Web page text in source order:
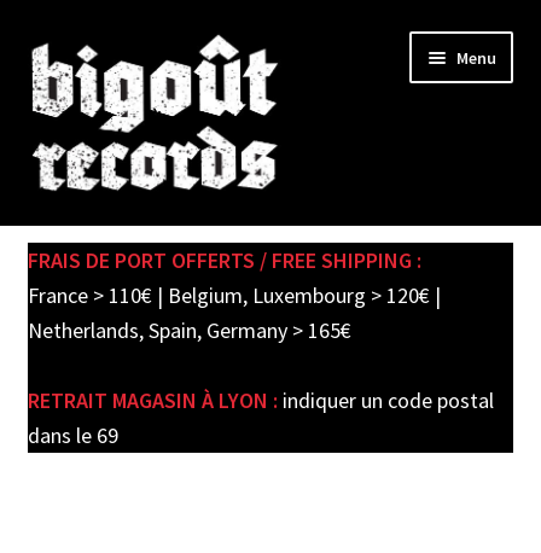
Skip
to
navigation
Skip
to
content
Menu
SHOP
child
PRE-ORDERS
FRAIS DE PORT OFFERTS / FREE SHIPPING :
France > 110€ | Belgium, Luxembourg > 120€ |
Netherlands, Spain, Germany > 165€
RETRAIT MAGASIN À LYON : indiquer un code postal
dans le 69